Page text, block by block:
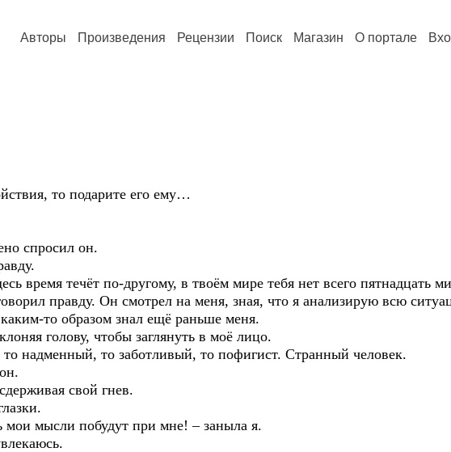
Авторы Произведения Рецензии Поиск Магазин О портале
то подарите его ему…
спросил он.
время течёт по-другому, в твоём мире тебя нет всего пятнадцать
правду. Он смотрел на меня, зная, что я анализирую всю
то образом знал ещё раньше меня.
голову, чтобы заглянуть в моё лицо.
надменный, то заботливый, то пофигист. Странный человек.
свой гнев.
мои мысли побудут при мне! – заныла я.